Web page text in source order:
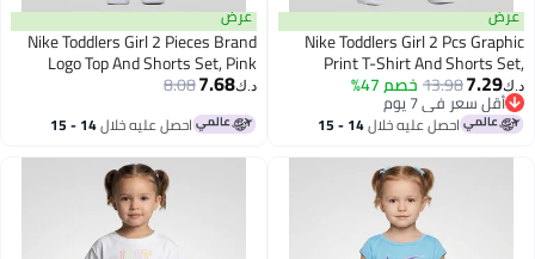
عرض
Nike Toddlers Girl 2 Pcs Graphic
Print T-Shirt And Shorts Set,
Multicolor
د.ك‏7.29
13.98خصم 47%
أقل سعر في 7 يوم
أقل سعر في 7 يوماحصل عليه خلال 14 - 15
اغسطس
عرض
Nike Toddlers Girl 2 Pieces Brand
Logo Top And Shorts Set, Pink
د.ك‏7.68
8.08
احصل عليه خلال 14 - 15
اغسطس